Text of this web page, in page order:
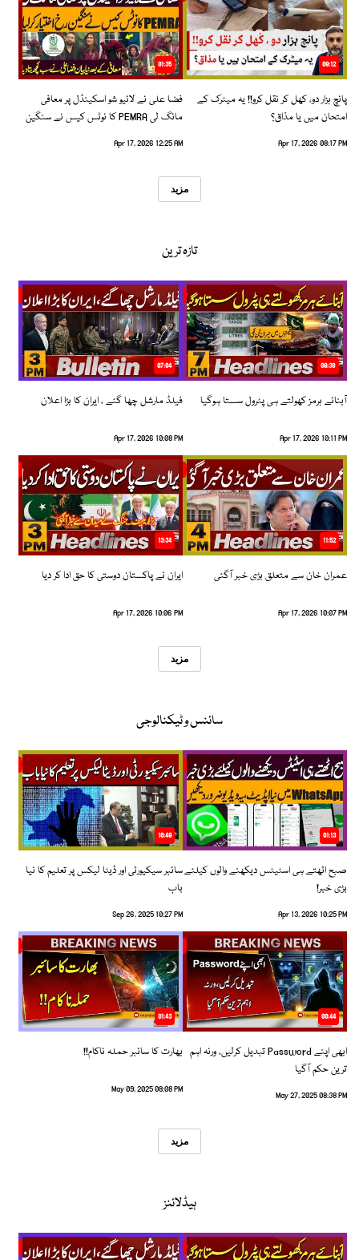
09:12
پانچ ہزار دو، کھل کر نقل کرو!! یہ میٹرک کے
امتحان میں یا مذاق؟
Apr 17, 2026 08:17 PM
01:35
فضا علی نے لائیو شو اسکینڈل پر معافی
مانگ لی PEMRA کا نوٹس کیس نے سنگین
Apr 17, 2026 12:25 AM
مزید
تازہ ترین
08:36
آبنائے ہرمز کھولتے ہی پٹرول سستا ہوگیا
Apr 17, 2026 10:11 PM
07:04
فیلڈ مارشل چھا گئے ، ایران کا بڑا اعلان
Apr 17, 2026 10:08 PM
11:52
عمران خان سے متعلق بڑی خبر آگئی
Apr 17, 2026 10:07 PM
13:34
ایران نے پاکستان دوستی کا حق ادا کر دیا
Apr 17, 2026 10:06 PM
مزید
سائنس و ٹیکنالوجی
01:13
صبح اٹھتے ہی اسٹیٹس دیکھنے والوں کیلئے
بڑی خبر!
Apr 13, 2026 10:25 PM
10:48
سائبر سیکیورٹی اور ڈیٹا لیکس پر تعلیم کا نیا
باب
Sep 26, 2025 10:27 PM
00:44
ابھی اپنے Password تبدیل کرلیں، ورنہ اہم
ترین حکم آگیا
May 27, 2025 08:38 PM
01:43
بھارت کا سائبر حملہ ناکام!!
May 09, 2025 08:08 PM
مزید
ہیڈلائنز